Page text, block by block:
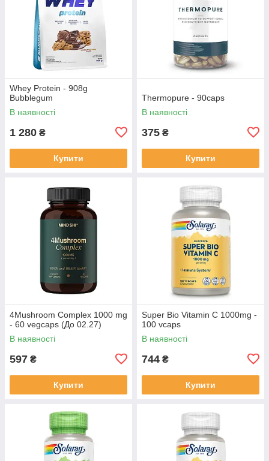
Whey Protein - 908g
Bubblegum
В наявності
1 280 ₴
Купити
Thermopure - 90caps
В наявності
375 ₴
Купити
4Mushroom Complex 1000 mg
- 60 vegcaps (До 02.27)
В наявності
597 ₴
Купити
Super Bio Vitamin C 1000mg -
100 vcaps
В наявності
744 ₴
Купити